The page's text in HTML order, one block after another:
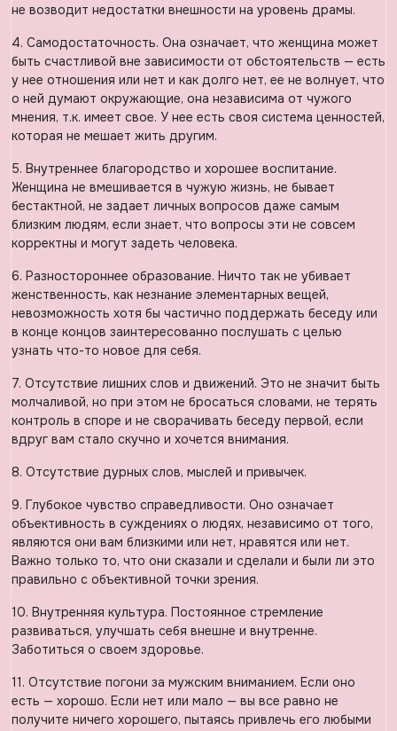
не возводит недостатки внешности на уровень драмы.
4. Самодостаточность. Она означает, что женщина может
быть счастливой вне зависимости от обстоятельств — есть
у нее отношения или нет и как долго нет, ее не волнует, что
о ней думают окружающие, она независима от чужого
мнения, т.к. имеет свое. У нее есть своя система ценностей,
которая не мешает жить другим.
5. Внутреннее благородство и хорошее воспитание.
Женщина не вмешивается в чужую жизнь, не бывает
бестактной, не задает личных вопросов даже самым
близким людям, если знает, что вопросы эти не совсем
корректны и могут задеть человека.
6. Разностороннее образование. Ничто так не убивает
женственность, как незнание элементарных вещей,
невозможность хотя бы частично поддержать беседу или
в конце концов заинтересованно послушать с целью
узнать что-то новое для себя.
7. Отсутствие лишних слов и движений. Это не значит быть
молчаливой, но при этом не бросаться словами, не терять
контроль в споре и не сворачивать беседу первой, если
вдруг вам стало скучно и хочется внимания.
8. Отсутствие дурных слов, мыслей и привычек.
9. Глубокое чувство справедливости. Оно означает
объективность в суждениях о людях, независимо от того,
являются они вам близкими или нет, нравятся или нет.
Важно только то, что они сказали и сделали и были ли это
правильно с объективной точки зрения.
10. Внутренняя культура. Постоянное стремление
развиваться, улучшать себя внешне и внутренне.
Заботиться о своем здоровье.
11. Отсутствие погони за мужским вниманием. Если оно
есть — хорошо. Если нет или мало — вы все равно не
получите ничего хорошего, пытаясь привлечь его любыми